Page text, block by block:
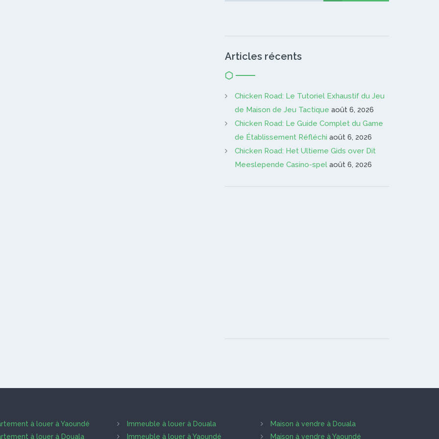
Articles récents
Chicken Road: Le Tutoriel Exhaustif du Jeu
de Maison de Jeu Tactique août 6, 2026
Chicken Road: Le Guide Complet du Game
de Établissement Réfléchi août 6, 2026
Chicken Road: Het Ultieme Gids over Dit
Meeslepende Casino-spel août 6, 2026
à louer à Yaoundé
à louer à Douala
Immeuble à louer à Douala
Immeuble à louer à Yaoundé
Maison à vendre à Douala
Maison à vendre à Yaoundé